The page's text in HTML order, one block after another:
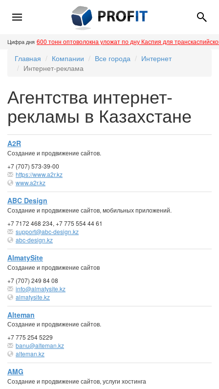
Цифра дня 600 тонн оптоволокна уложат по дну Каспия для
Главная Компании Все города
Интернет
Интернет-реклама
Агентства интернет-
рекламы в Казахстане
A2R
Создание и продвижение сайтов.
+7 (707) 573-39-00
https://www.a2r.kz
www.a2r.kz
ABC Design
Создание и продвижение сайтов, мобильных приложений.
+7 7172 468 234, +7 775 554 44 61
support@abc-design.kz
abc-design.kz
AlmatySite
Создание и продвижение сайтов
+7 (707) 249 84 08
info@almatysite.kz
almatysite.kz
Alteman
Создание и продвижение сайтов.
+7 775 254 5229
banu@alteman.kz
alteman.kz
AMG
Создание и продвижение сайтов, услуги хостинга